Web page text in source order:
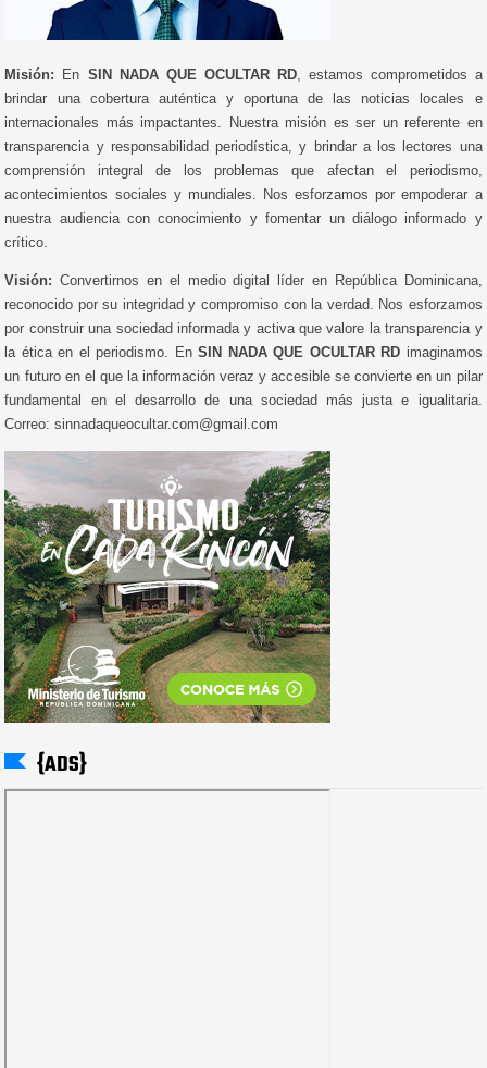
Misión: En SIN NADA QUE OCULTAR RD, estamos comprometidos a
brindar una cobertura auténtica y oportuna de las noticias locales e
internacionales más impactantes. Nuestra misión es ser un referente en
transparencia y responsabilidad periodística, y brindar a los lectores una
comprensión integral de los problemas que afectan el periodismo,
acontecimientos sociales y mundiales. Nos esforzamos por empoderar a
nuestra audiencia con conocimiento y fomentar un diálogo informado y
crítico.
Visión: Convertirnos en el medio digital líder en República Dominicana,
reconocido por su integridad y compromiso con la verdad. Nos esforzamos
por construir una sociedad informada y activa que valore la transparencia y
la ética en el periodismo. EnSIN NADA QUE OCULTAR RD imaginamos
un futuro en el que la información veraz y accesible se convierte en un pilar
fundamental en el desarrollo de una sociedad más justa e igualitaria.
Correo: sinnadaqueocultar.com@gmail.com
{ADS}